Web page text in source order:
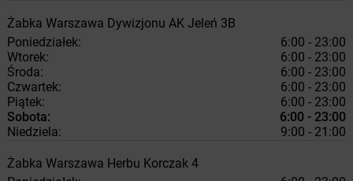
Żabka Warszawa Dywizjonu AK Jeleń 3B
Poniedziałek:
6:00 - 23:00
Wtorek:
6:00 - 23:00
Środa:
6:00 - 23:00
Czwartek:
6:00 - 23:00
Piątek:
6:00 - 23:00
Sobota:
6:00 - 23:00
Niedziela:
9:00 - 21:00
Żabka Warszawa Herbu Korczak 4